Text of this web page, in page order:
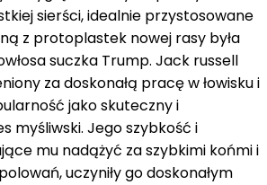
sierści, idealnie przystosowane
z protoplastek nowej rasy była
suczka Trump. Jack russell
za doskonałą pracę w łowisku i
jako skuteczny i
myśliwski. Jego szybkość i
mu nadążyć za szybkimi końmi i
uczyniły go doskonałym